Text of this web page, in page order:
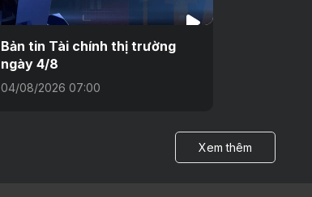
Bản tin Tài chính thị trường
ngày 4/8
04/08/2026 07:00
Xem thêm